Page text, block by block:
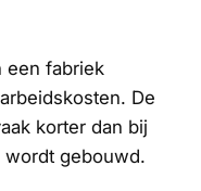
een fabriek
De
korter dan bij
wordt gebouwd.